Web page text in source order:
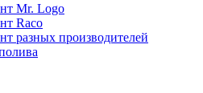
Mr. Logo
Raco
разных производителей